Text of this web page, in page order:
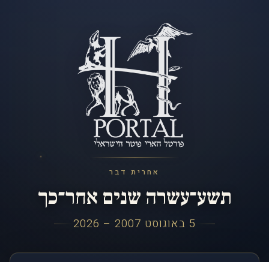
אחרית דבר
תשע־עשרה שנים אחר־כך
5 באוגוסט 2007 – 2026